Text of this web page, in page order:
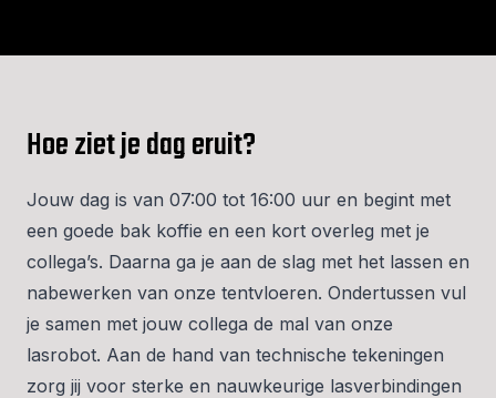
Hoe ziet je dag eruit?
Jouw dag is van 07:00 tot 16:00 uur en begint met
een goede bak koffie en een kort overleg met je
collega’s. Daarna ga je aan de slag met het lassen en
nabewerken van onze tentvloeren. Ondertussen vul
je samen met jouw collega de mal van onze
lasrobot. Aan de hand van technische tekeningen
zorg jij voor sterke en nauwkeurige lasverbindingen